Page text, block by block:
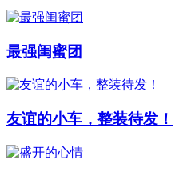
最强闺蜜团
友谊的小车，整装待发！